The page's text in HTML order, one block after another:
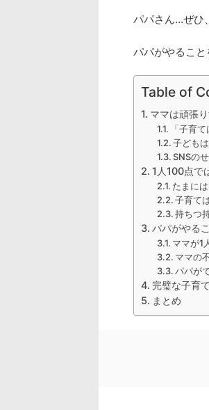
パパさん…ぜひ
パパがやること
Table of
ママは頑張
「子育
子ども
SNSの
1人100点で
たまに
子育て
持ちつ
パパがやる
ママが1
ママの
パパが
完璧な子育
まとめ